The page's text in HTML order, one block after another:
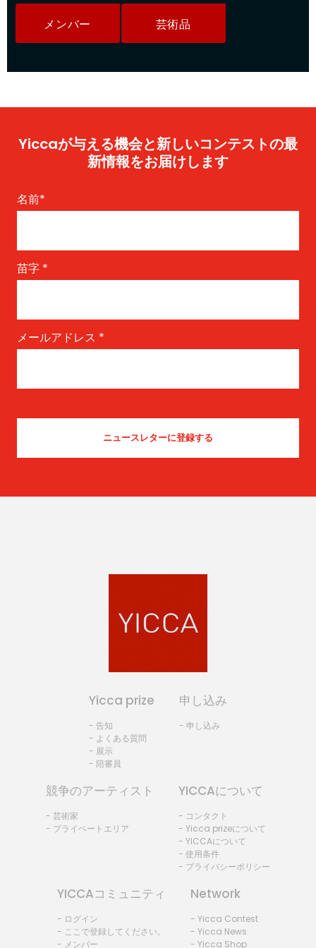
メンバー 芸術品
Yiccaが与える機会と新しいコンテストの最
新情報をお届けします
名前*
苗字 *
メールアドレス *
Yicca prize
- 告知
- よくある質問
- 展示
- 陪審員
申し込み
- 申し込み
競争のアーティスト
- 芸術家
- プライベートエリア
YICCAについて
- コンタクト
- Yicca prizeについて
- YICCAについて
- 使用条件
- プライバシーポリシー
YICCAコミュニティ
- ログイン
- ここで登録してください。
- メンバー
Network
- Yicca Contest
- Yicca News
- Yicca Shop